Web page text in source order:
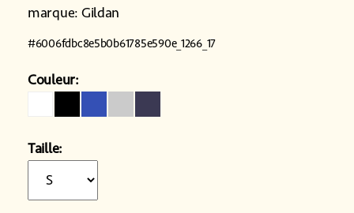
marque: Gildan
#6006fdbc8e5b0b61785e590e_1266_17
Couleur:
Taille: